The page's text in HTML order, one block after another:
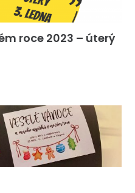
roce 2023 – úterý